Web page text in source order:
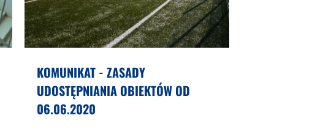
KOMUNIKAT - ZASADY
UDOSTĘPNIANIA OBIEKTÓW OD
06.06.2020